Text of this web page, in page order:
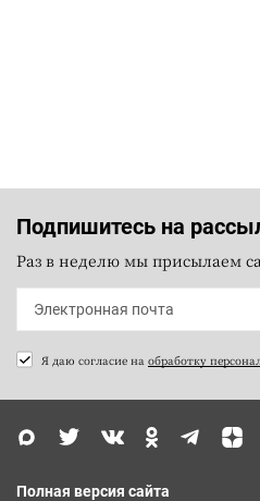
Подпишитесь на
Раз в неделю мы присылаем
Я даю согласие на обработку
Полная версия сайта